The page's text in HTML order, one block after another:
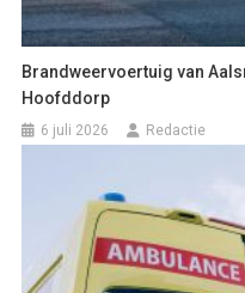
Brandweervoertuig van
Hoofddorp
6 juli 2026 Redactie